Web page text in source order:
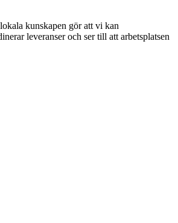
kunskapen gör att vi kan
leveranser och ser till att arbetsplatsen